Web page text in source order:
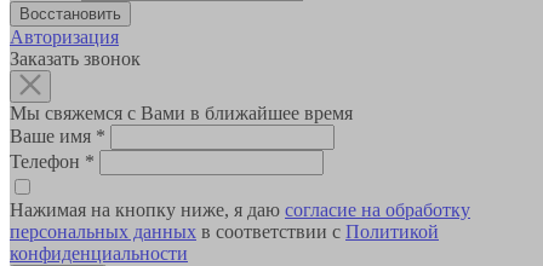
Авторизация
Заказать звонок
Мы свяжемся с Вами в ближайшее время
Ваше имя *
Телефон *
Нажимая на кнопку ниже, я даю согласие на обработку
персональных данных в соответствии с Политикой
конфиденциальности